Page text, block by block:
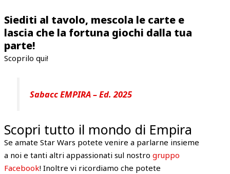
Siediti al tavolo, mescola le carte e
lascia che la fortuna giochi dalla tua
parte!
Scoprilo qui!
Sabacc EMPIRA – Ed. 2025
Scopri tutto il mondo di Empira
Se amate Star Wars potete venire a parlarne insieme
a noi e tanti altri appassionati sul nostrogruppo
Facebook! Inoltre vi ricordiamo che potete